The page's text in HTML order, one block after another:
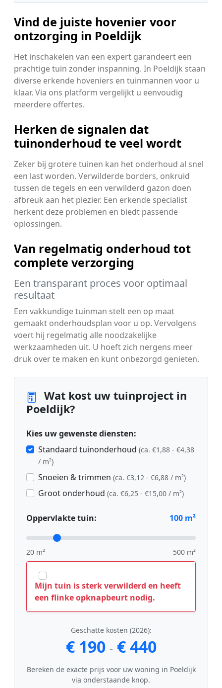
Vind de juiste hovenier voor
ontzorging in Poeldijk
Het inschakelen van een expert garandeert een
prachtige tuin zonder inspanning. In Poeldijk staan
diverse erkende hoveniers en tuinmannen voor u
klaar. Via ons platform vergelijkt u eenvoudig
meerdere offertes.
Herken de signalen dat
tuinonderhoud te veel wordt
Zeker bij grotere tuinen kan het onderhoud al snel
een last worden. Verwilderde borders, onkruid
tussen de tegels en een verwilderd gazon doen
afbreuk aan het plezier. Een erkende specialist
herkent deze problemen en biedt passende
oplossingen.
Van regelmatig onderhoud tot
complete verzorging
Een transparant proces voor optimaal
resultaat
Een vakkundige tuinman stelt een op maat
gemaakt onderhoudsplan voor u op. Vervolgens
voert hij regelmatig alle noodzakelijke
werkzaamheden uit. U hoeft zich nergens meer
druk over te maken en kunt onbezorgd genieten.
Wat kost uw tuinproject in
Poeldijk?
Kies uw gewenste diensten:
Standaard tuinonderhoud (ca. €1,88 - €4,38
/ m²)
Snoeien & trimmen (ca. €3,12 - €6,88 / m²)
Groot onderhoud (ca. €6,25 - €15,00 / m²)
Oppervlakte tuin: 100 m²
20 m² 500 m²
Mijn tuin is sterk verwilderd en heeft
een flinke opknapbeurt nodig.
Geschatte kosten (2026):
€ 190 - € 440
Bereken de exacte prijs voor uw woning in Poeldijk
via onderstaande knop.